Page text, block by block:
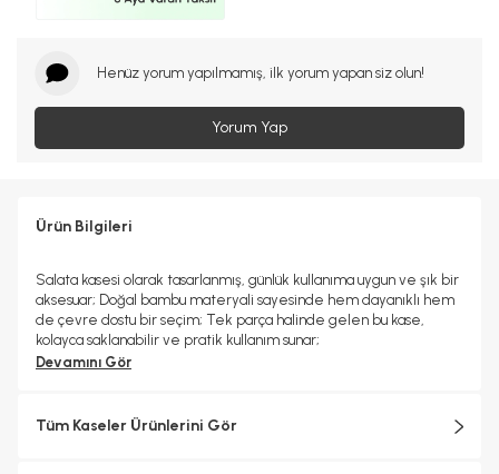
Henüz yorum yapılmamış, ilk yorum yapan siz olun!
Yorum Yap
Ürün Bilgileri
Salata kasesi olarak tasarlanmış, günlük kullanıma uygun ve şık bir
aksesuar; Doğal bambu materyali sayesinde hem dayanıklı hem
de çevre dostu bir seçim; Tek parça halinde gelen bu kase,
kolayca saklanabilir ve pratik kullanım sunar;
Devamını Gör
Tüm Kaseler Ürünlerini Gör